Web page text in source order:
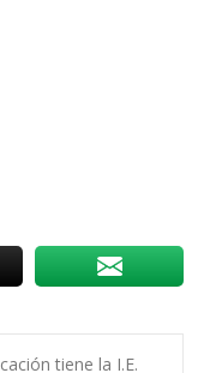
tiene la I.E.